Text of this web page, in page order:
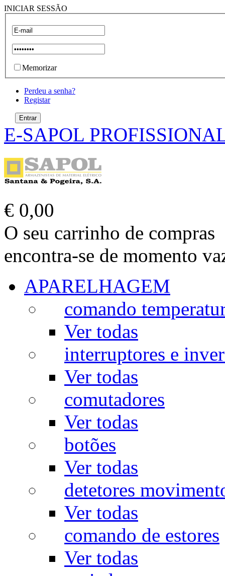
INICIAR SESSÃO
Memorizar
Perdeu a senha?
Registar
E-SAPOL
€ 0,00
O seu carrinho de compras
encontra-se de momento
APARELHAGEM
comando
Ver todas
interruptores e
Ver todas
comutadores
Ver todas
botões
Ver todas
detetores
Ver todas
comando de estores
Ver todas